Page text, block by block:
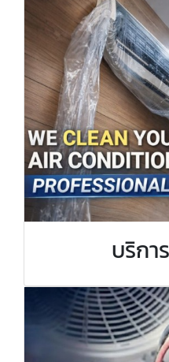
บริกา